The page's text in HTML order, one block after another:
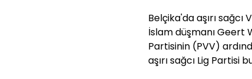
Belçika'da aşırı
İslam düşmanı Geert
Partisinin (PVV)
aşırı sağcı Lig Partisi